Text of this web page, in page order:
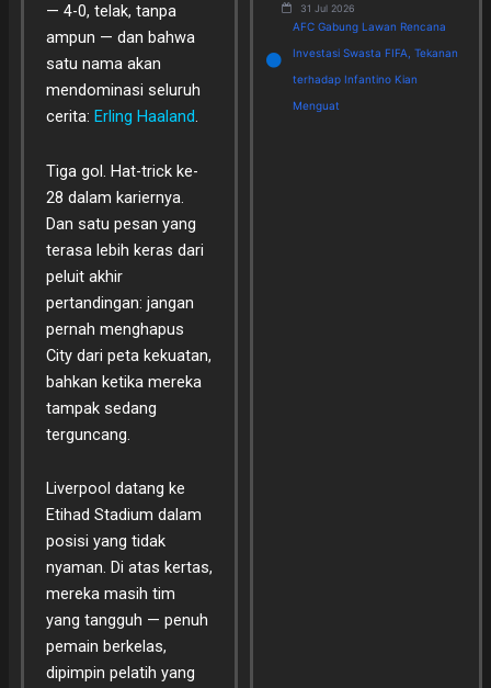
— 4-0, telak, tanpa
ampun — dan bahwa
satu nama akan
mendominasi seluruh
cerita: Erling Haaland.
Tiga gol. Hat-trick ke-
28 dalam kariernya.
Dan satu pesan yang
terasa lebih keras dari
peluit akhir
pertandingan: jangan
pernah menghapus
City dari peta kekuatan,
bahkan ketika mereka
tampak sedang
terguncang.
Liverpool datang ke
Etihad Stadium dalam
posisi yang tidak
nyaman. Di atas kertas,
mereka masih tim
yang tangguh — penuh
pemain berkelas,
dipimpin pelatih yang
31 Jul 2026
AFC Gabung Lawan Rencana
Investasi Swasta FIFA, Tekanan
terhadap Infantino Kian
Menguat